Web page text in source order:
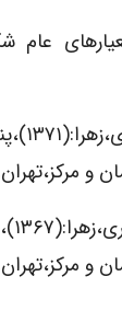
و
و